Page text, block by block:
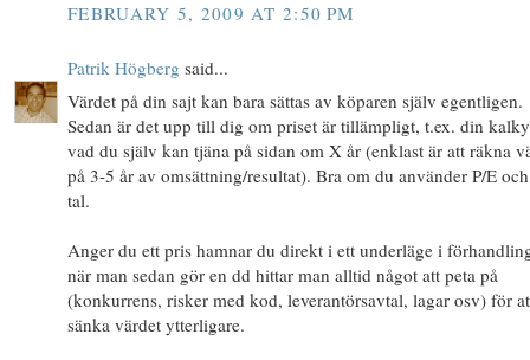
FEBRUARY 5, 2009 AT 2:50 PM
Patrik Högberg said...
Värdet på din sajt kan bara sättas av köparen själv egentligen.
Sedan är det upp till dig om priset är tillämpligt, t.ex. din
vad du själv kan tjäna på sidan om X år (enklast är att räkna
på 3-5 år av omsättning/resultat). Bra om du använder P/E
tal.
Anger du ett pris hamnar du direkt i ett underläge i
när man sedan gör en dd hittar man alltid något att peta på
(konkurrens, risker med kod, leverantörsavtal, lagar osv) för
sänka värdet ytterligare.